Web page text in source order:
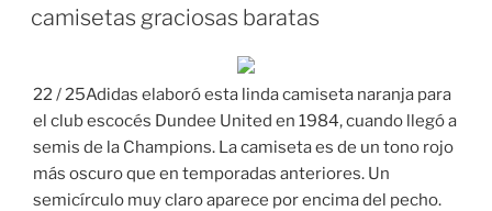
camisetas graciosas baratas
22 / 25Adidas elaboró esta linda camiseta naranja para
el club escocés Dundee United en 1984, cuando llegó a
semis de la Champions. La camiseta es de un tono rojo
más oscuro que en temporadas anteriores. Un
semicírculo muy claro aparece por encima del pecho.